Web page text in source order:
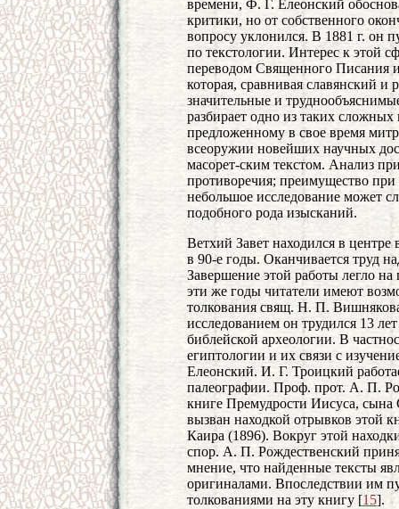
времени, Ф. Г. Елеонский
критики, но от собственного
вопросу уклонился. В 1881 г. он
по текстологии. Интерес к этой
переводом Священного Писания
которая, сравнивая славянский и
значительные и
разбирает одно из таких
предложенному в свое время
всеоружии новейших научных
масорет-ским текстом. Анализ
противоречия; преимущество при
небольшое исследование может
подобного рода изысканий.
Ветхий Завет находился в
в 90-е годы. Оканчивается труд
Завершение этой работы легло
эти же годы читатели имеют
толкования свящ. Н. П.
исследованием он трудился 13
библейской археологии. В
египтологии и их связи с
Елеонский. И. Г. Троицкий
палеографии. Проф. прот. А. П.
книге Премудрости Иисуса,
вызван находкой отрывков этой
Каира (1896). Вокруг этой
спор. А. П. Рождественский
мнение, что найденные тексты
оригиналами. Впоследствии им
толкованиями на эту книгу [15].